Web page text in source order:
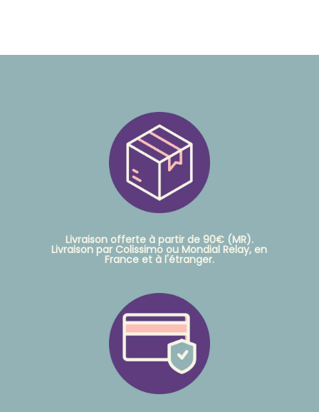
Livraison offerte à partir de 90€ (MR).
Livraison par Colissimo ou Mondial Relay, en
France et à l'étranger.